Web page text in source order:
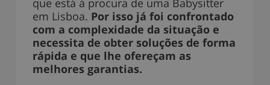
que está à procura de uma Babysitter
em Lisboa. Por isso já foi confrontado
com a complexidade da situação e
necessita de obter soluções de forma
rápida e que lhe ofereçam as
melhores garantias.